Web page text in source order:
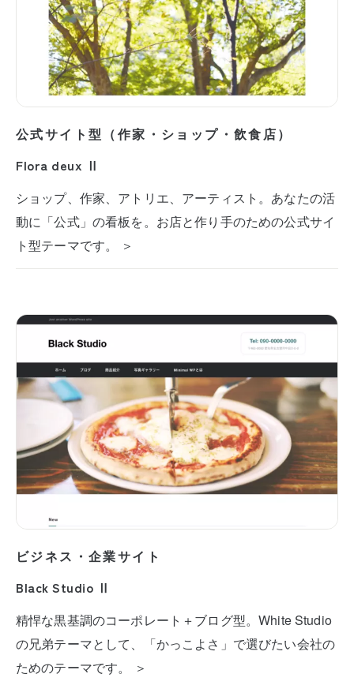
公式サイト型（作家・ショップ・飲食店）
Flora deux Ⅱ
ショップ、作家、アトリエ、アーティスト。あなたの活
動に「公式」の看板を。お店と作り手のための公式サイ
ト型テーマです。 ＞
ビジネス・企業サイト
Black Studio Ⅱ
精悍な黒基調のコーポレート＋ブログ型。White Studio
の兄弟テーマとして、「かっこよさ」で選びたい会社の
ためのテーマです。 ＞